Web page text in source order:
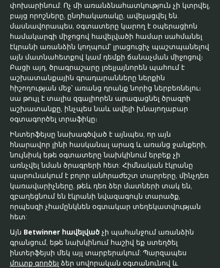
փոխարինում: Ոչ մի առանձնահատկություն չի կտրվել,
բայց որոշները, ընդհակառակը, ավելացվել են.
մասնավորապես, օգտատերը կարող է օպերացիոն
համակարգի միջոցով հավելվածի համար սահմանել
էկրանի առանձին կողպում՝ լրացուցիչ պաշտպանելով
այն մատնահետքով կամ դեմքի ճանաչման միջոցով։
Բացի այդ, ծրագրաշարը լռելյայնորեն պահում է
աշխատանքային գրադարանները ներքին
հիշողության մեջ՝ առանց դրանք նորից ներբեռնելու։
սա թույլ է տալիս զգալիորեն արագացնել ծրագրի
աշխատանքը, ինչպես նաև ավելի խնայողաբար
օգտագործել տրաֆիկը։
Ինտերֆեյսը նախագծված է այնպես, որ այն
հնարավոր լինի հասկանալ արագ և առանց ջանքերի,
նույնիսկ եթե օգտատերը նախկինում երբեք չի
առնչվել նման ծրագրերի հետ: Հիմնական էկրանը
պարունակում է բոլոր անհրաժեշտ տարրերը, մինչդեռ
կառավարիչները, թեև դեռ ձեր մատների տակ են,
զբաղեցնում են էկրանի նվազագույն տարածք,
որպեսզի չհամընկնեն օգտակար տեղեկատվության
հետ:
Այն Betwinner հավելված չի պահանջում առանձին
գրանցում, եթե նախկինում հաշիվ եք ստեղծել
ինտերֆեյսի մեկ այլ տարբերակում: Պարզապես
մուտք գործել ձեր սովորական օգտանունով և